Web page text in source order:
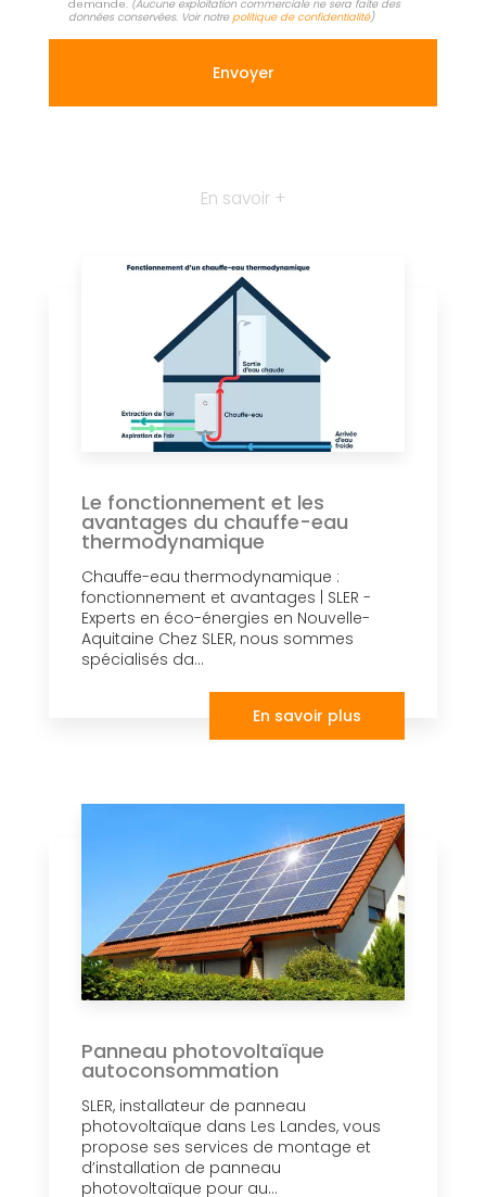
demande. (Aucune exploitation commerciale ne sera faite des
données conservées. Voir notrepolitique de confidentialité)
En savoir +
Le fonctionnement et les
avantages du chauffe-eau
thermodynamique
Chauffe-eau thermodynamique :
fonctionnement et avantages | SLER -
Experts en éco-énergies en Nouvelle-
Aquitaine Chez SLER, nous sommes
spécialisés da...
En savoir plus
Panneau photovoltaïque
autoconsommation
SLER, installateur de panneau
photovoltaïque dans Les Landes, vous
propose ses services de montage et
d’installation de panneau
photovoltaïque pour au...